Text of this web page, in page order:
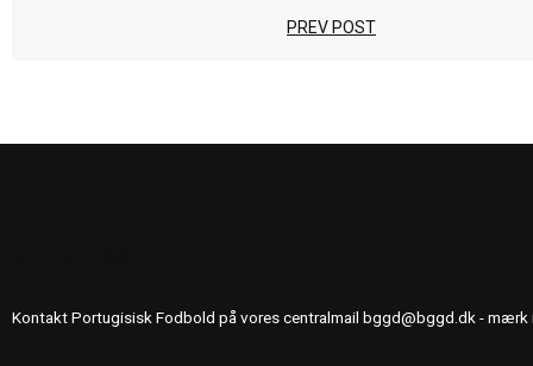
PREV POST
Kontakt Portugisisk Fodbold på vores centralmail bggd@bggd.dk - mærk